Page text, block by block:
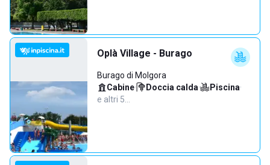
Oplà Village - Burago
Burago di Molgora
Cabine· Doccia calda· Piscina·
e altri 5…